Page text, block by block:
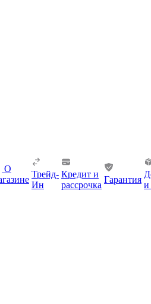
О
Трейд-
Ин
Кредит и
рассрочка
Гарантия
и